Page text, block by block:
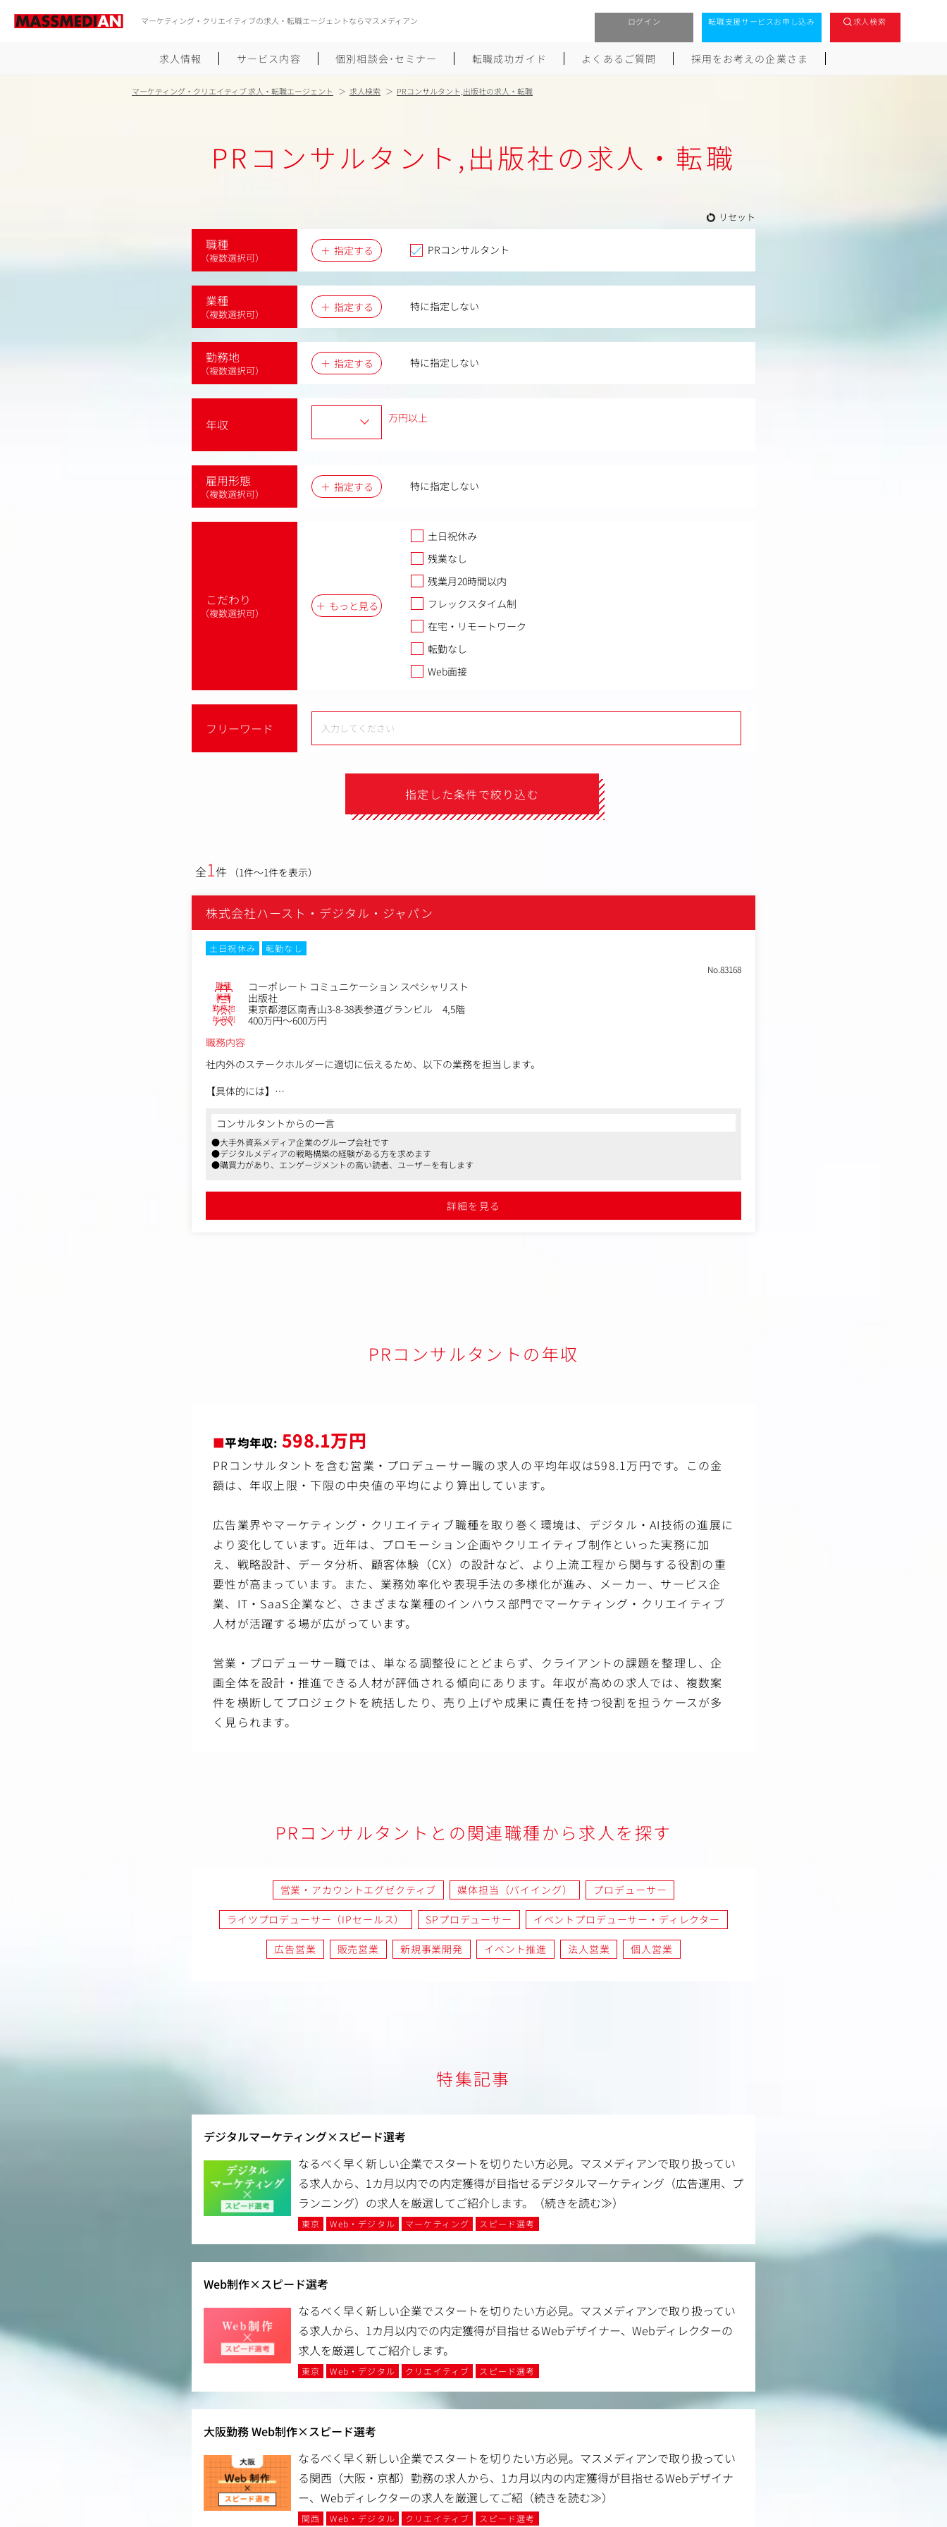
マーケティング・クリエイティブの求人・転職エージェントならマスメディアン ログイン 転職支援サービスお申し込み 求人検索
求人情報 サービス内容 個別相談会･セミナー 転職成功ガイド
履歴書のつくり方
面接対策
未経験から広告業界への転職
大手広告会社への転職
年収アップ転職
Uターン･Iターン転職
よくあるご質問 採用をお考えの企業さま
マーケティング・クリエイティブ 求人・転職エージェント 求人検索 PRコンサルタント,出版社の求人・転職
PRコンサルタント,出版社の求人・転職
リセット
職種
（複数選択可）
指定する PRコンサルタント
業種
（複数選択可）
指定する 特に指定しない
勤務地
（複数選択可）
指定する 特に指定しない
年収 万円以上
雇用形態
（複数選択可）
指定する 特に指定しない
こだわり
（複数選択可）
もっと見る
土日祝休み
残業なし
残業月20時間以内
フレックスタイム制
在宅・リモートワーク
転勤なし
Web面接
フリーワード
指定した条件で絞り込む
全1件 （1件～1件を表示）
株式会社ハースト・デジタル・ジャパン
土日祝休み
転勤なし
No.83168
職種 コーポレート コミュニケーション スペシャリスト
業種 出版社
勤務地 東京都港区南青山3-8-38表参道グランビル 4,5階
年収例
400万円～600万円
職務内容
社内外のステークホルダーに適切に伝えるため、以下の業務を担当します。
【具体的には】
・コーポレートSNSの企画・運用・改善（主担当）
・会社案内、会社紹介ビデオなどの企業紹介マテリアルの作成
・他部署と連携した新たなPR施策の立案とサポート
・プレスリリースの作成、英訳、配布、全社リリースの配信管理
・ＴＶ、新聞、雑誌等マスメディアからの問い合わせ・取材対応
・同社媒体主催のイベントの広報活動のフォロー、PR代理店との連携・進行管理サポート
・NY本社、また、世界のハースト支社に日本の活動の情報共有、ベストプラクティスの発信支援
ツ制作支援
・同社の「良き企業市民」としての姿勢を伝えるコミュニケーション活動の実行支援
コンサルタントからの一言
●大手外資系メディア企業のグループ会社です
●デジタルメディアの戦略構築の経験がある方を求めます
●購買力があり、エンゲージメントの高い読者、ユーザーを有します
詳細を見る
PRコンサルタントの年収
■平均年収: 598.1万円
PRコンサルタントを含む営業・プロデューサー職の求人の平均年収は598.1万円です。この金
額は、年収上限・下限の中央値の平均により算出しています。
広告業界やマーケティング・クリエイティブ職種を取り巻く環境は、デジタル・AI技術の進展に
より変化しています。近年は、プロモーション企画やクリエイティブ制作といった実務に加
え、戦略設計、データ分析、顧客体験（CX）の設計など、より上流工程から関与する役割の重
要性が高まっています。また、業務効率化や表現手法の多様化が進み、メーカー、サービス企
業、IT・SaaS企業など、さまざまな業種のインハウス部門でマーケティング・クリエイティブ
人材が活躍する場が広がっています。
営業・プロデューサー職では、単なる調整役にとどまらず、クライアントの課題を整理し、企
画全体を設計・推進できる人材が評価される傾向にあります。年収が高めの求人では、複数案
件を横断してプロジェクトを統括したり、売り上げや成果に責任を持つ役割を担うケースが多
く見られます。
PRコンサルタントとの関連職種から求人を探す
営業・アカウントエグゼクティブ 媒体担当（バイイング） プロデューサー
ライツプロデューサー（IPセールス） SPプロデューサー イベントプロデューサー・ディレクター
広告営業 販売営業 新規事業開発 イベント推進 法人営業 個人営業
特集記事
デジタルマーケティング×スピード選考
なるべく早く新しい企業でスタートを切りたい方必見。マスメディアンで取り扱ってい
る求人から、1カ月以内での内定獲得が目指せるデジタルマーケティング（広告運用、プ
ランニング）の求人を厳選してご紹介します。
（続きを読む≫）
東京 Web・デジタル マーケティング スピード選考
Web制作×スピード選考
なるべく早く新しい企業でスタートを切りたい方必見。マスメディアンで取り扱ってい
る求人から、1カ月以内での内定獲得が目指せるWebデザイナー、Webディレクターの
求人を厳選してご紹介します。
東京 Web・デジタル クリエイティブ スピード選考
大阪勤務 Web制作×スピード選考
なるべく早く新しい企業でスタートを切りたい方必見。マスメディアンで取り扱ってい
る関西（大阪・京都）勤務の求人から、1カ月以内の内定獲得が目指せるWebデザイナ
ー、Webディレクターの求人を厳選してご紹 （続きを読む≫）
関西 Web・デジタル クリエイティブ スピード選考